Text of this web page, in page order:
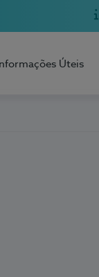
Informações Úteis